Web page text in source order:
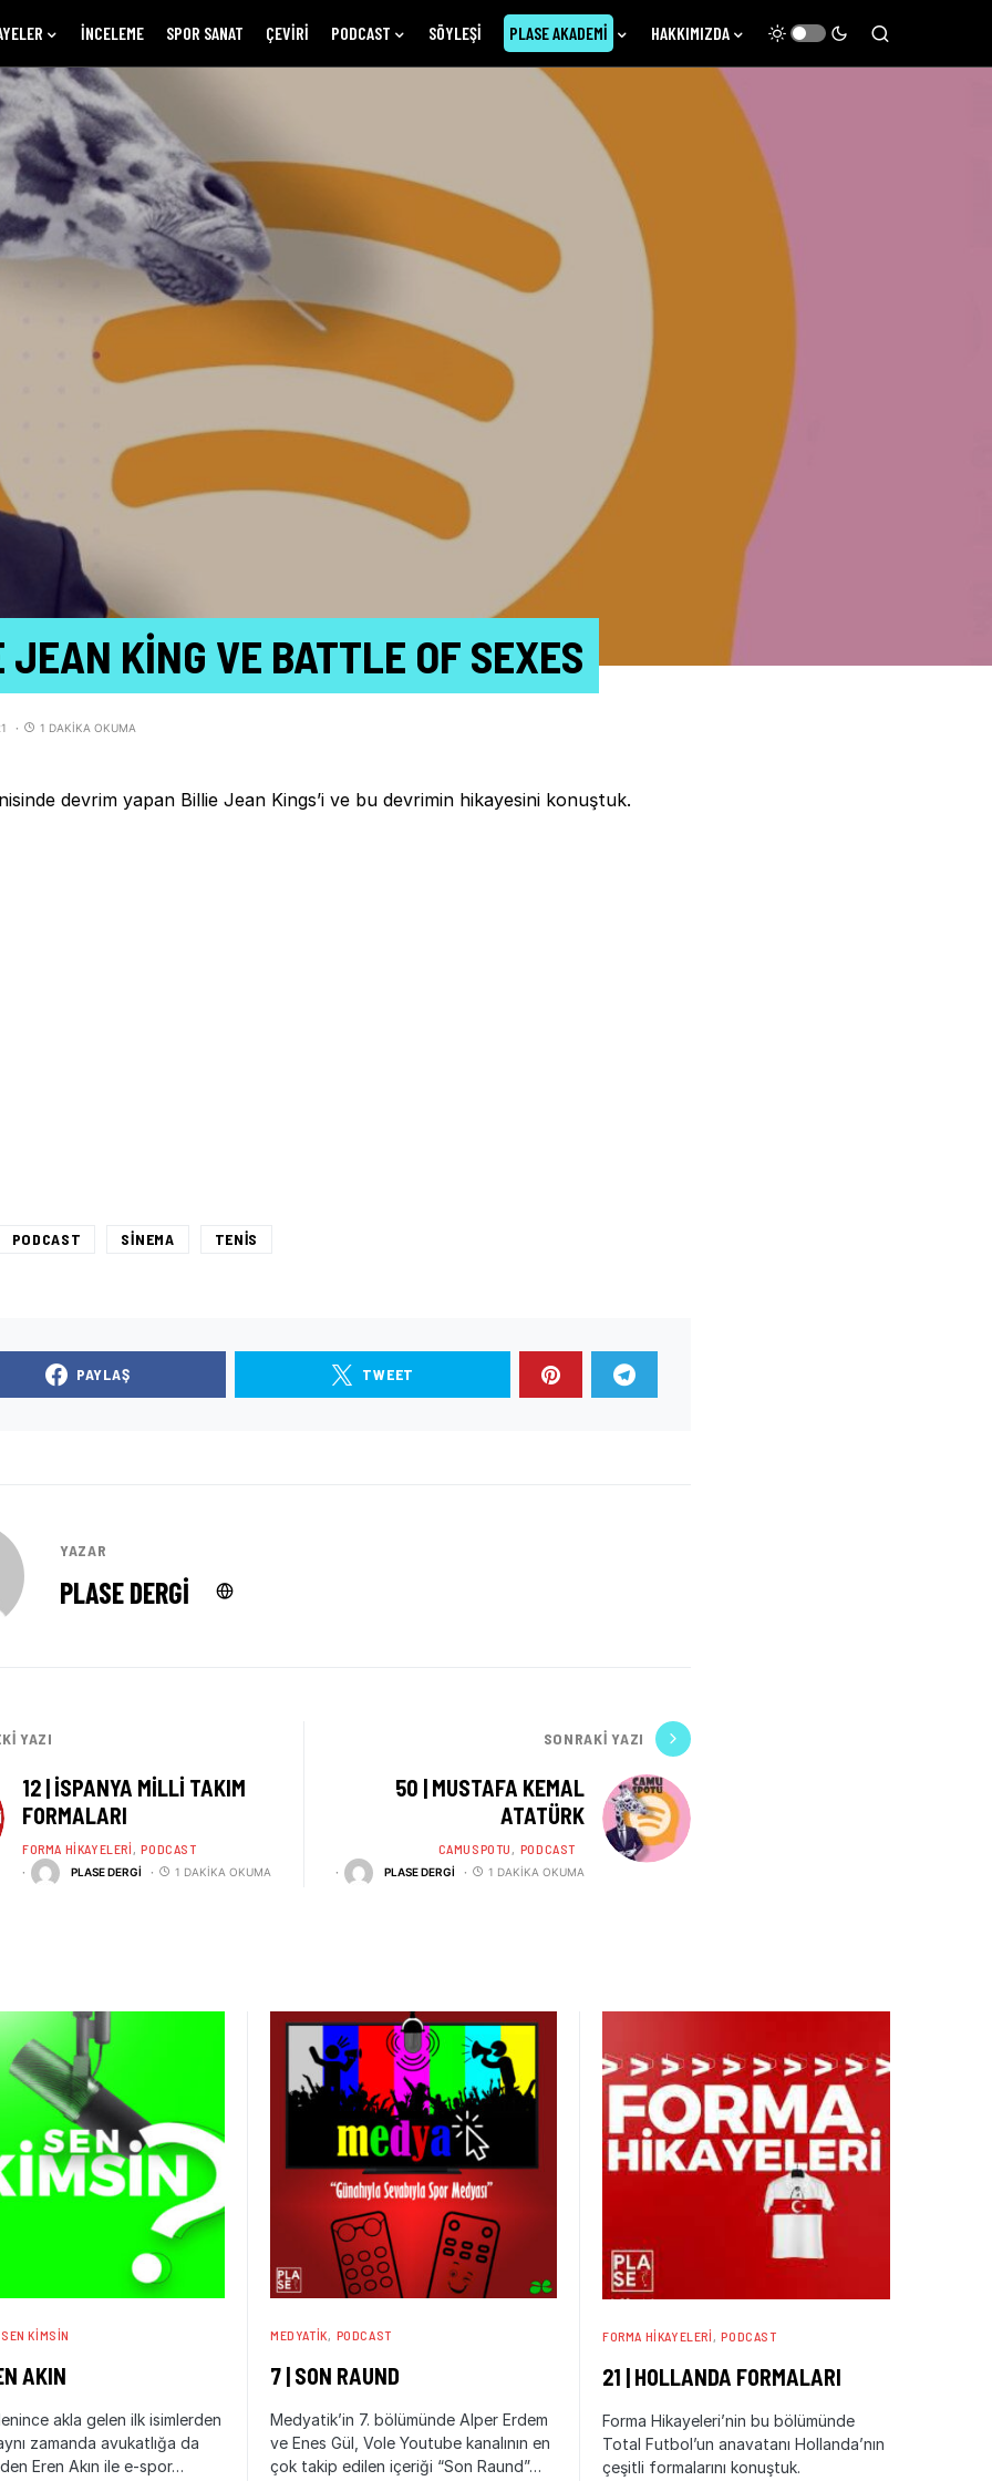
İNCELEME SPOR SANAT ÇEVIRI PODCAST SÖYLEŞI PLASE AKADEMI HAKKIMIZDA
KING VE BATTLE OF SEXES
1 DAKIKA OKUMA
devrim yapan Billie Jean Kings’i ve bu devrimin hikayesini konuştuk.
PODCAST SINEMA TENIS
PAYLAŞ TWEET
YAZAR
PLASE DERGI
YAZI
12 | ISPANYA MILLI TAKIM
FORMALARI
FORMA HIKAYELERI PODCAST
PLASE DERGI 1 DAKIKA OKUMA
SONRAKI YAZI
50 | MUSTAFA KEMAL
ATATÜRK
CAMUSPOTU PODCAST
PLASE DERGI 1 DAKIKA OKUMA
SEN KIMSIN
AKIN
akla gelen ilk isimlerden
zamanda avukatlığa da
Eren Akın ile e-spor…
MEDYATIK PODCAST
7 | SON RAUND
Medyatik’in 7. bölümünde Alper Erdem
ve Enes Gül, Vole Youtube kanalının en
çok takip edilen içeriği “Son Raund”…
FORMA HIKAYELERI PODCAST
21 | HOLLANDA FORMALARI
Forma Hikayeleri’nin bu bölümünde
Total Futbol’un anavatanı Hollanda’nın
çeşitli formalarını konuştuk.